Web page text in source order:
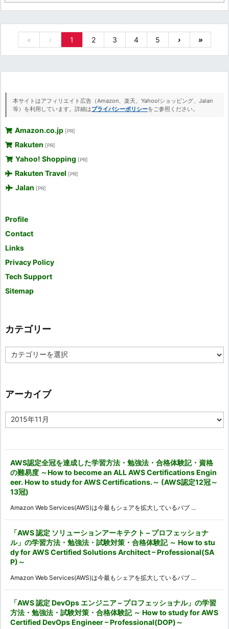
« ‹ 1 2 3 4 5 › »
本サイトはアフィリエイト広告（Amazon、楽天、Yahoo!ショッピング、Jalan
等）を利用しています。詳細はプライバシーポリシーをご参照ください。
Amazon.co.jp [PR]
Rakuten [PR]
Yahoo! Shopping [PR]
Rakuten Travel [PR]
Jalan [PR]
Profile
Contact
Links
Privacy Policy
Tech Support
Sitemap
カテゴリー
テ
ー
アーカイブ
ア
ー
AWS認定全冠を達成した学習方法・勉強法・合格体験記・資格
の難易度 ～How to become an ALL AWS Certifications Engin
eer. How to study for AWS Certifications.～ (AWS認定12冠～
13冠)
Amazon Web Services(AWS)は今最もシェアを拡大しているパブ ...
「AWS 認定 ソリューションアーキテクト – プロフェッショナ
ル」の学習方法・勉強法・試験対策・合格体験記 ～ How to stu
dy for AWS Certified Solutions Architect – Professional(SA
P)～
Amazon Web Services(AWS)は今最もシェアを拡大しているパブ ...
「AWS 認定 DevOps エンジニア – プロフェッショナル」の学習
方法・勉強法・試験対策・合格体験記 ～ How to study for AWS
Certified DevOps Engineer – Professional(DOP)～